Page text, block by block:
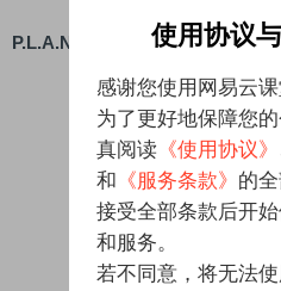
P.L.A.N法 使用协议
感谢您使用网易云课
为了更好地保障您
真阅读 《使用协议》
和 《服务条款》 的
接受全部条款后开
和服务。
若不同意，将无法